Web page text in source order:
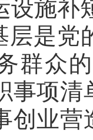
设施补
层是党
群众
事项
创业